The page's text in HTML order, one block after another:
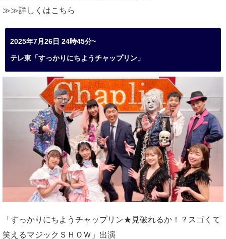
≫≫詳しくはこちら
2025年7月26日 24時45分~
テレ東「すっかりにちようチャップリン」
「すっかりにちようチャップリン★見破れるか！？スゴくて
笑えるマジックＳＨＯＷ」出演